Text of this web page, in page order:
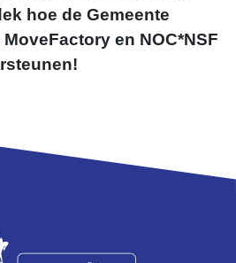
hoe de Gemeente
en NOC*NSF